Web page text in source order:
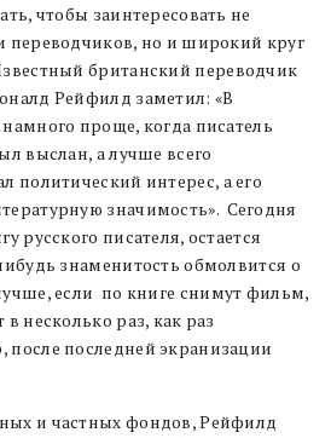
чтобы заинтересовать не
переводчиков, но и широкий круг
звестный британский переводчик
Рейфилд заметил: «В
проще, когда писатель
выслан, а лучше всего
политический интерес, а его
значимость». Сегодня
русского писателя, остается
знаменитость обмолвится о
если по книге снимут фильм,
несколько раз, как раз
последней экранизации
и частных фондов, Рейфилд